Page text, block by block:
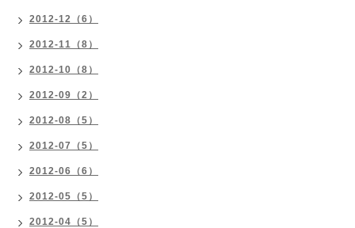
2012-12（6）
2012-11（8）
2012-10（8）
2012-09（2）
2012-08（5）
2012-07（5）
2012-06（6）
2012-05（5）
2012-04（5）